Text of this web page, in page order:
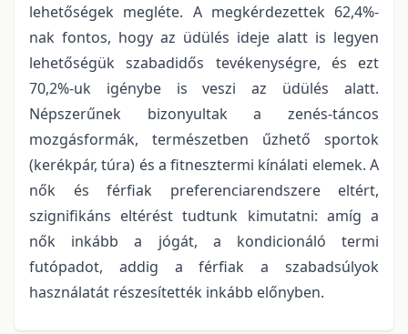
lehetőségek megléte. A megkérdezettek 62,4%-
nak fontos, hogy az üdülés ideje alatt is legyen
lehetőségük szabadidős tevékenységre, és ezt
70,2%-uk igénybe is veszi az üdülés alatt.
Népszerűnek bizonyultak a zenés-táncos
mozgásformák, természetben űzhető sportok
(kerékpár, túra) és a fitnesztermi kínálati elemek. A
nők és férfiak preferenciarendszere eltért,
szignifikáns eltérést tudtunk kimutatni: amíg a
nők inkább a jógát, a kondicionáló termi
futópadot, addig a férfiak a szabadsúlyok
használatát részesítették inkább előnyben.